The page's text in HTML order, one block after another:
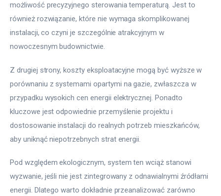
możliwość precyzyjnego sterowania temperaturą. Jest to
również rozwiązanie, które nie wymaga skomplikowanej
instalacji, co czyni je szczególnie atrakcyjnym w
nowoczesnym budownictwie.
Z drugiej strony, koszty eksploatacyjne mogą być wyższe w
porównaniu z systemami opartymi na gazie, zwłaszcza w
przypadku wysokich cen energii elektrycznej. Ponadto
kluczowe jest odpowiednie przemyślenie projektu i
dostosowanie instalacji do realnych potrzeb mieszkańców,
aby uniknąć niepotrzebnych strat energii.
Pod względem ekologicznym, system ten wciąż stanowi
wyzwanie, jeśli nie jest zintegrowany z odnawialnymi źródłami
energii. Dlatego warto dokładnie przeanalizować zarówno